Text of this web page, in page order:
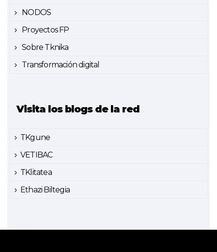
NODOS
Proyectos FP
Sobre Tknika
Transformación digital
Visita los blogs de la red
TKgune
VETIBAC
TKlitatea
Ethazi Biltegia